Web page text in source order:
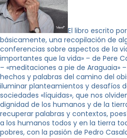
El libro escrito
básicamente, una recopilación de
conferencias sobre aspectos de la
importantes que la vida» – de Pere
– «meditaciones a pie de Araguaia»
hechos y palabras del camino del
iluminar planteamientos y desafíos
sociedades «líquidas», que nos
dignidad de los humanos y de la
recuperar palabras y contextos,
a los humanos todos y en la tierra
pobres, con la pasión de Pedro